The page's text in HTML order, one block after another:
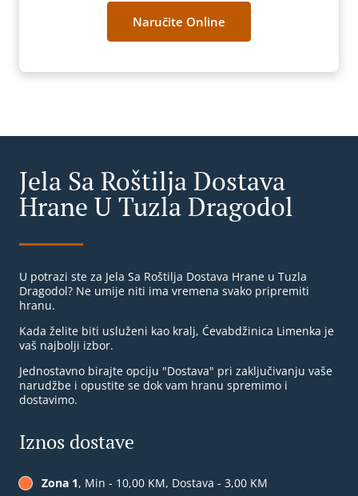
Naručite Online
Jela Sa Roštilja Dostava
Hrane U Tuzla Dragodol
U potrazi ste za Jela Sa Roštilja Dostava Hrane u Tuzla
Dragodol? Ne umije niti ima vremena svako pripremiti
hranu.
Kada želite biti usluženi kao kralj, Ćevabdžinica Limenka je
vaš najbolji izbor.
Jednostavno birajte opciju "Dostava" pri zaključivanju vaše
narudžbe i opustite se dok vam hranu spremimo i
dostavimo.
Iznos dostave
Zona 1, Min - 10,00 KM, Dostava - 3,00 KM